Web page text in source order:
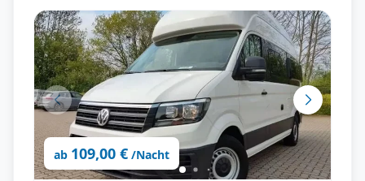
ab 109,00 € /Nacht